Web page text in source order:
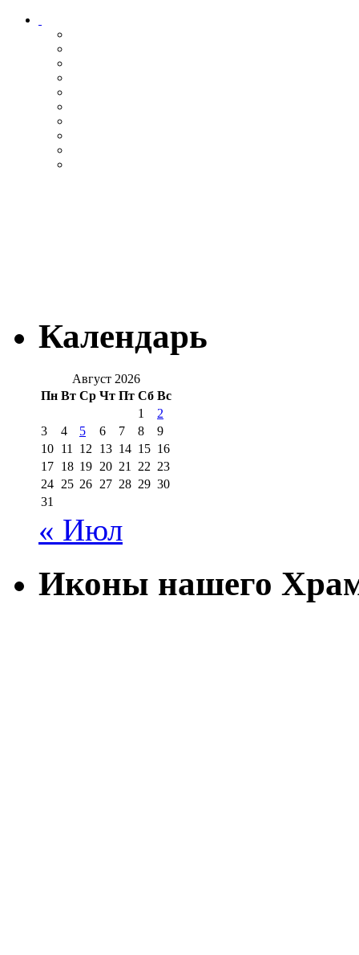
Календарь
Август 2026
Пн Вт Ср Чт Пт Сб Вс
1
2
3
4 5 6 7 8
9
10 11 12 13 14 15 16
17 18 19 20 21 22 23
24 25 26 27 28 29 30
31
« Июл
Иконы нашего